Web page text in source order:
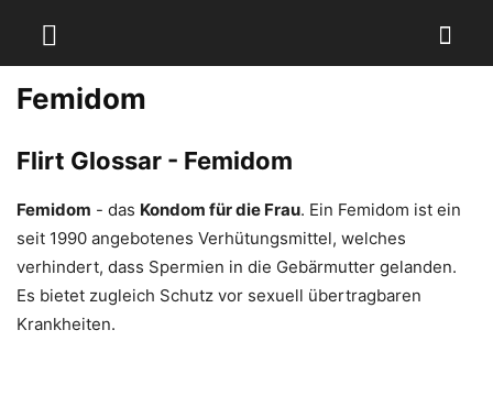
Femidom
Flirt Glossar - Femidom
Femidom - das Kondom für die Frau. Ein Femidom ist ein
seit 1990 angebotenes Verhütungsmittel, welches
verhindert, dass Spermien in die Gebärmutter gelanden.
Es bietet zugleich Schutz vor sexuell übertragbaren
Krankheiten.